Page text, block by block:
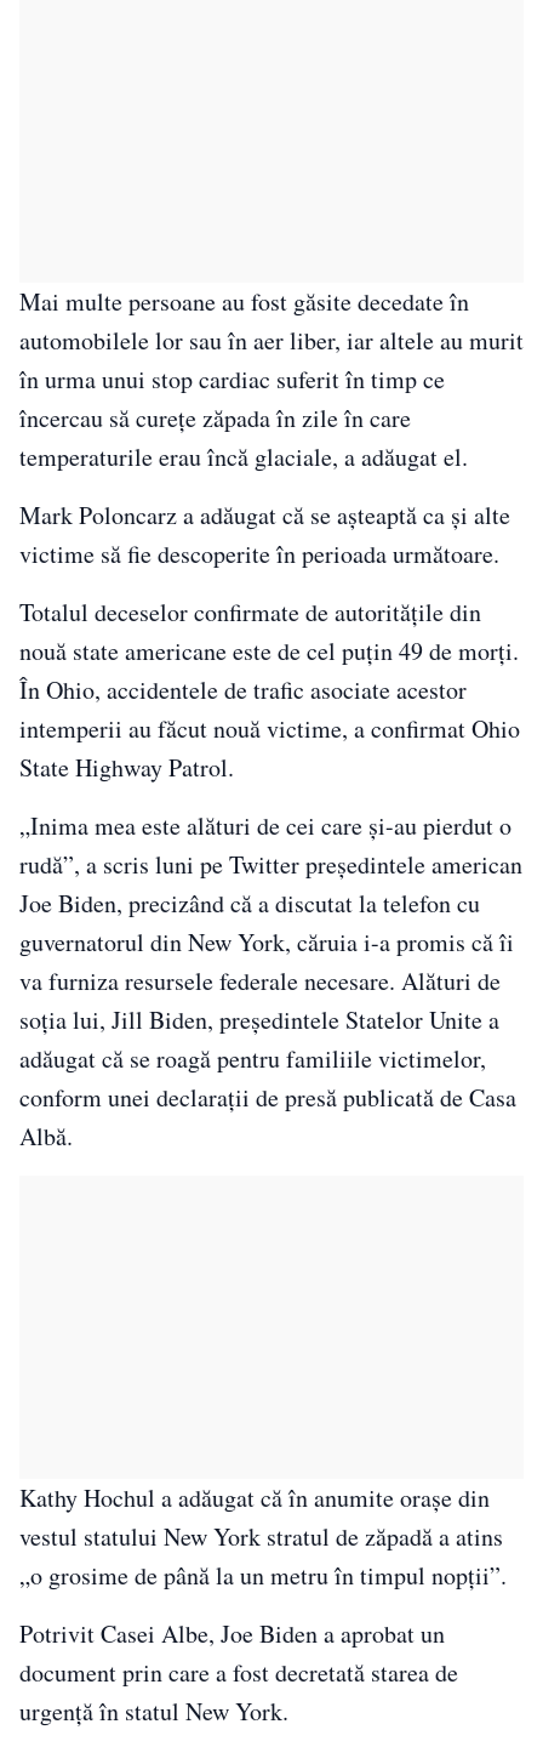
Mai multe persoane au fost găsite decedate în
automobilele lor sau în aer liber, iar altele au murit
în urma unui stop cardiac suferit în timp ce
încercau să cureţe zăpada în zile în care
temperaturile erau încă glaciale, a adăugat el.
Mark Poloncarz a adăugat că se aşteaptă ca şi alte
victime să fie descoperite în perioada următoare.
Totalul deceselor confirmate de autorităţile din
nouă state americane este de cel puţin 49 de morţi.
În Ohio, accidentele de trafic asociate acestor
intemperii au făcut nouă victime, a confirmat Ohio
State Highway Patrol.
„Inima mea este alături de cei care şi-au pierdut o
rudă”, a scris luni pe Twitter preşedintele american
Joe Biden, precizând că a discutat la telefon cu
guvernatorul din New York, căruia i-a promis că îi
va furniza resursele federale necesare. Alături de
soţia lui, Jill Biden, preşedintele Statelor Unite a
adăugat că se roagă pentru familiile victimelor,
conform unei declaraţii de presă publicată de Casa
Albă.
Kathy Hochul a adăugat că în anumite oraşe din
vestul statului New York stratul de zăpadă a atins
„o grosime de până la un metru în timpul nopţii”.
Potrivit Casei Albe, Joe Biden a aprobat un
document prin care a fost decretată starea de
urgenţă în statul New York.